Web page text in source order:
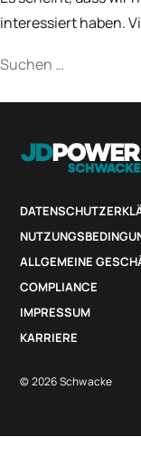
interessiert haben.
Suchen
ALLGEMEINE
COMPLIANCE
IMPRESSUM
KARRIERE
© 2026 Schwacke